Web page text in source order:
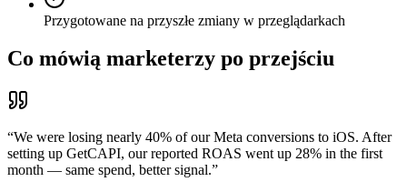
Przygotowane na przyszłe zmiany w przeglądarkach
Co mówią marketerzy po przejściu
“We were losing nearly 40% of our Meta conversions to iOS. After
setting up GetCAPI, our reported ROAS went up 28% in the first
month — same spend, better signal.”